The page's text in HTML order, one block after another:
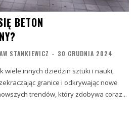
BETON
STANKIEWICZ - 30 GRUDNIA 2024
wiele innych dziedzin sztuki i nauki,
granice i odkrywając nowe
trendów, który zdobywa coraz...